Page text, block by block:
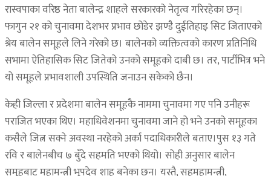
रास्वपाका वरिष्ठ नेता बालेन्द्र शाहले सरकारको नेतृत्व गरिरहेका छन्।
फागुन २१ को चुनावमा देशभर प्रभाव छोडेर झण्डै दुईतिहाइ सिट जिताएको
श्रेय बालेन समूहले लिने गरेको छ। बालेनको व्यक्तित्वको कारण प्रतिनिधि
सभामा ऐतिहासिक सिट जितेको उनको समूहको दाबी छ। तर, पार्टीभित्र भने
यो समूहले प्रभावशाली उपस्थिति जनाउन सकेको छैन।
केही जिल्ला र प्रदेशमा बालेन समूहकै नाममा चुनावमा गए पनि उनीहरू
पराजित भएका थिए। महाधिवेशनमा चुनावमा जाने हो भने उनको समूहका
कसैले जित्न सक्ने अवस्था नरहेको अर्का पदाधिकारीले बताए।पुस १३ गते
रवि र बालेनबीच ७ बुँदे सहमति भएको थियो। सोही अनुसार बालेन
समूहबाट महामन्त्री भूपदेव शाह बनेका छन्। यस्तै, सहमहामन्त्री,